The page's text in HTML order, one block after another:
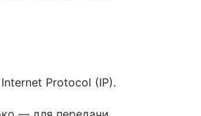
Protocol (IP).